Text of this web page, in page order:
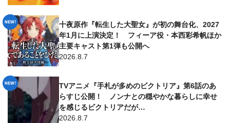
十夜原作『転生した大聖女』が初の舞台化、2027
年1月に上演決定！ フィーア役・本西彩希帆ほか
主要キャスト第1弾も公開へ
2026.8.7
TVアニメ『手札が多めのビクトリア』第6話のあ
らすじ公開！ ノンナとの穏やかな暮らしに幸せ
を感じるビクトリアだが…
2026.8.7